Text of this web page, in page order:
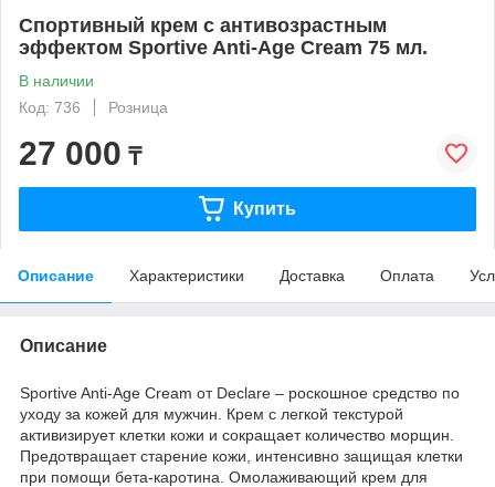
Спортивный крем с антивозрастным
эффектом Sportive Anti-Age Cream 75 мл.
В наличии
Код: 736
Розница
27 000 ₸
Купить
Описание Характеристики Доставка Оплата
Описание
Sportive Anti-Age Cream от Declare – роскошное средство по
уходу за кожей для мужчин. Крем с легкой текстурой
активизирует клетки кожи и сокращает количество морщин.
Предотвращает старение кожи, интенсивно защищая клетки
при помощи бета-каротина. Омолаживающий крем для